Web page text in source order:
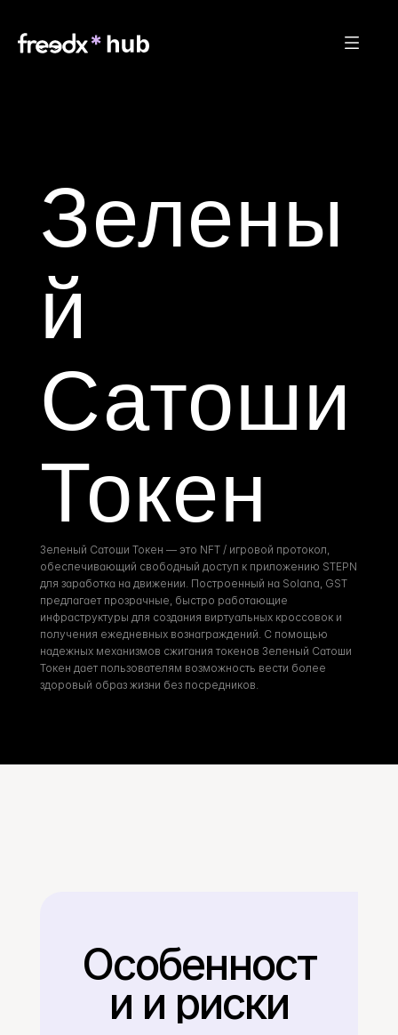
Зелены
й
Сатоши
Токен
Зеленый Сатоши Токен — это NFT / игровой протокол,
обеспечивающий свободный доступ к приложению STEPN
для заработка на движении. Построенный на Solana, GST
предлагает прозрачные, быстро работающие
инфраструктуры для создания виртуальных кроссовок и
получения ежедневных вознаграждений. С помощью
надежных механизмов сжигания токенов Зеленый Сатоши
Токен дает пользователям возможность вести более
здоровый образ жизни без посредников.
Назад
Особенност
и и риски